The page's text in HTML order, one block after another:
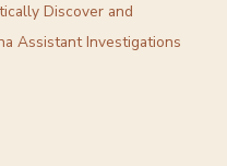
Discover and
Assistant Investigations